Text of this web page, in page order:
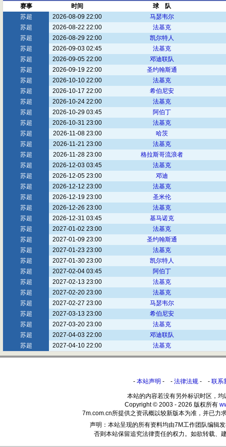
赛事
时间
球 队
苏超
2026-08-09 22:00
马瑟韦尔
苏超
2026-08-22 22:00
法基克
苏超
2026-08-29 22:00
凯尔特人
苏超
2026-09-03 02:45
法基克
苏超
2026-09-05 22:00
邓迪联队
苏超
2026-09-19 22:00
圣约翰斯通
苏超
2026-10-10 22:00
法基克
苏超
2026-10-17 22:00
希伯尼安
苏超
2026-10-24 22:00
法基克
苏超
2026-10-29 03:45
阿伯丁
苏超
2026-10-31 23:00
法基克
苏超
2026-11-08 23:00
哈茨
苏超
2026-11-21 23:00
法基克
苏超
2026-11-28 23:00
格拉斯哥流浪者
苏超
2026-12-03 03:45
法基克
苏超
2026-12-05 23:00
邓迪
苏超
2026-12-12 23:00
法基克
苏超
2026-12-19 23:00
圣米伦
苏超
2026-12-26 23:00
法基克
苏超
2026-12-31 03:45
基马诺克
苏超
2027-01-02 23:00
法基克
苏超
2027-01-09 23:00
圣约翰斯通
苏超
2027-01-23 23:00
法基克
苏超
2027-01-30 23:00
凯尔特人
苏超
2027-02-04 03:45
阿伯丁
苏超
2027-02-13 23:00
法基克
苏超
2027-02-20 23:00
法基克
苏超
2027-02-27 23:00
马瑟韦尔
苏超
2027-03-13 23:00
希伯尼安
苏超
2027-03-20 23:00
法基克
苏超
2027-04-03 22:00
邓迪联队
苏超
2027-04-10 22:00 法基克
- 本站声明 - - 法律法规 - - 联系
本站的内容若没有另外标识时区，均
Copyright © 2003 - 2026 版权所有
7m.com.cn所提供之资讯概以较新版本为准，并已力
声明：本站呈现的所有资料均由7M工作团队编辑
否则本站保留追究法律责任的权力。如欲转载、